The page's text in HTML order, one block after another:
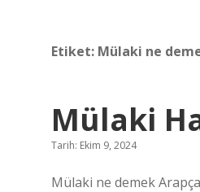
Etiket: Mülaki ne
Mülaki
Tarih: Ekim 9, 2024
Mülaki ne demek